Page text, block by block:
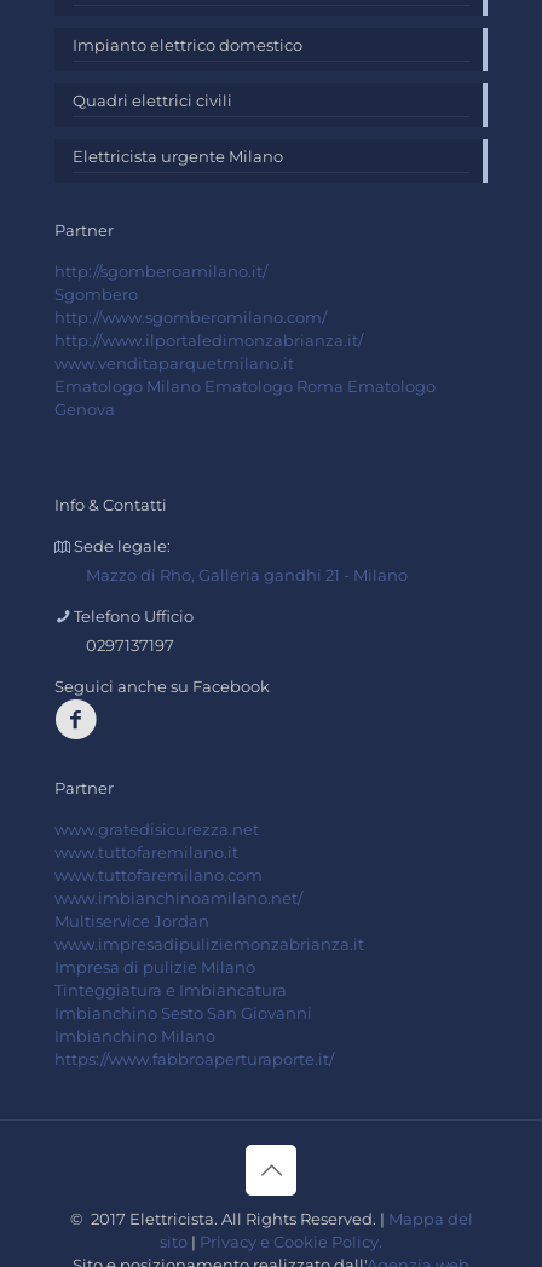
Impianto elettrico domestico
Quadri elettrici civili
Elettricista urgente Milano
Partner
http://sgomberoamilano.it/
Sgombero
http://www.sgomberomilano.com/
http://www.ilportaledimonzabrianza.it/
www.venditaparquetmilano.it
Ematologo Milano Ematologo Roma Ematologo
Genova
Info & Contatti
Sede legale:
Mazzo di Rho, Galleria gandhi 21 - Milano
Telefono Ufficio
0297137197
Seguici anche su Facebook
Partner
www.gratedisicurezza.net
www.tuttofaremilano.it
www.tuttofaremilano.com
www.imbianchinoamilano.net/
Multiservice Jordan
www.impresadipuliziemonzabrianza.it
Impresa di pulizie Milano
Tinteggiatura e Imbiancatura
Imbianchino Sesto San Giovanni
Imbianchino Milano
https://www.fabbroaperturaporte.it/
© 2017 Elettricista. All Rights Reserved. | Mappa del
sito | Privacy e Cookie Policy.